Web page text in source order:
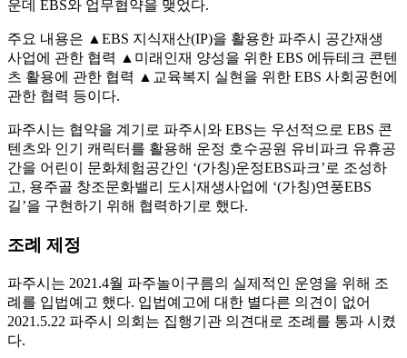
운데 EBS와 업무협약을 맺었다.
주요 내용은 ▲EBS 지식재산(IP)을 활용한 파주시 공간재생
사업에 관한 협력 ▲미래인재 양성을 위한 EBS 에듀테크 콘텐
츠 활용에 관한 협력 ▲교육복지 실현을 위한 EBS 사회공헌에
관한 협력 등이다.
파주시는 협약을 계기로 파주시와 EBS는 우선적으로 EBS 콘
텐츠와 인기 캐릭터를 활용해 운정 호수공원 유비파크 유휴공
간을 어린이 문화체험공간인 ‘(가칭)운정EBS파크’로 조성하
고, 용주골 창조문화밸리 도시재생사업에 ‘(가칭)연풍EBS
길’을 구현하기 위해 협력하기로 했다.
조례 제정
파주시는 2021.4월 파주놀이구름의 실제적인 운영을 위해 조
례를 입법예고 했다. 입법예고에 대한 별다른 의견이 없어
2021.5.22 파주시 의회는 집행기관 의견대로 조례를 통과 시켰
다.